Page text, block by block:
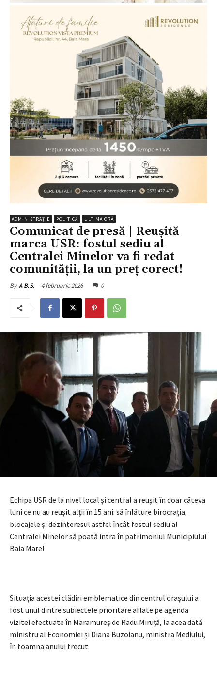
ADMINISTRAȚIE POLITICĂ ULTIMA ORĂ
Comunicat de presă | Reușită
marca USR: fostul sediu al
Centralei Minelor va fi redat
comunității, la un preț corect!
By A B.S. 4 februarie 2026 0
Echipa USR de la nivel local și central a reușit în doar câteva
luni ce nu au reușit alții în 15 ani: să înlăture birocrația,
blocajele și dezinteresul astfel încât fostul sediu al
Centralei Minelor să poată intra în patrimoniul Municipiului
Baia Mare!
Situația acestei clădiri emblematice din centrul orașului a
fost unul dintre subiectele prioritare aflate pe agenda
vizitei efectuate în Maramureș de Radu Miruță, la acea dată
ministru al Economiei și Diana Buzoianu, ministra Mediului,
în toamna anului trecut.